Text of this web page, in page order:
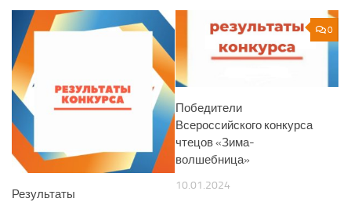
Результаты
0
Победители
Всероссийского конкурса
чтецов «Зима-
волшебница»
10.01.2024